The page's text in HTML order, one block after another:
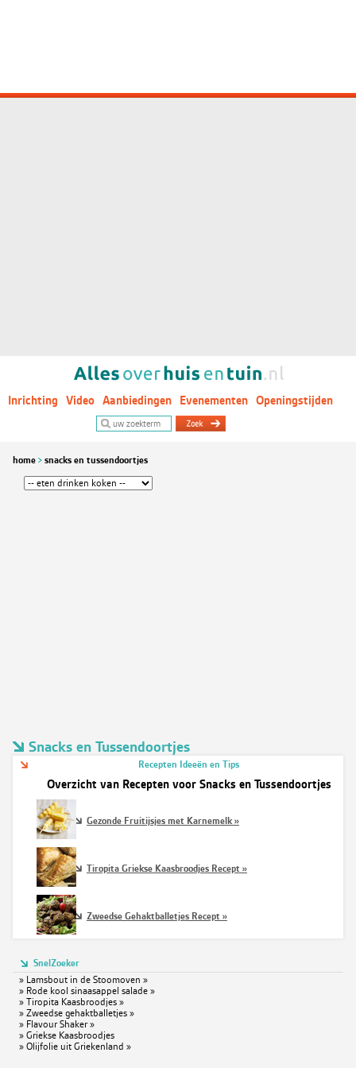
Inrichting Video Aanbiedingen Evenementen Openingstijden
home snacks en tussendoortjes
Snacks en Tussendoortjes
Recepten Ideeën en Tips
Overzicht van Recepten voor Snacks en Tussendoortjes
Gezonde Fruitijsjes met Karnemelk »
Tiropita Griekse Kaasbroodjes Recept »
Zweedse Gehaktballetjes Recept »
SnelZoeker
» Lamsbout in de Stoomoven »
» Rode kool sinaasappel salade »
» Tiropita Kaasbroodjes »
» Zweedse gehaktballetjes »
» Flavour Shaker »
» Griekse Kaasbroodjes
» Olijfolie uit Griekenland »